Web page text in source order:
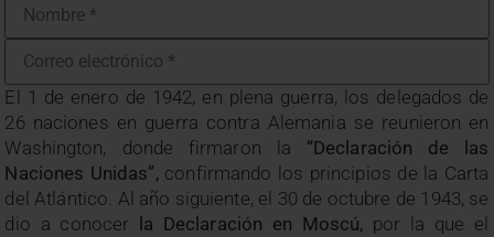
El 1 de enero de 1942, en plena guerra, los delegados de
26 naciones en guerra contra Alemania se reunieron en
Washington, donde firmaron la “Declaración de las
Naciones Unidas”,confirmando los principios de la Carta
del Atlántico. Al año siguiente, el 30 de octubre de 1943, se
dio a conocer
la Declaración en Moscú, por la que el